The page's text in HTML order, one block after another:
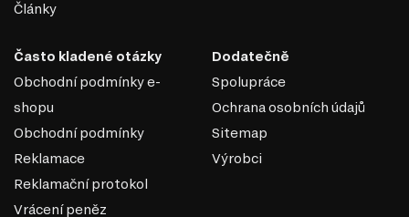
Články
Často kladené otázky
Obchodní podmínky e-
shopu
Obchodní podmínky
Reklamace
Reklamační protokol
Vrácení peněz
Dodatečně
Spolupráce
Ochrana osobních údajů
Sitemap
Výrobci